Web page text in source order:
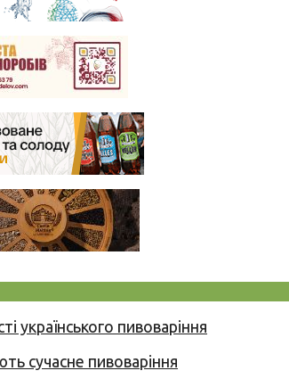
українського пивоваріння
сучасне пивоваріння